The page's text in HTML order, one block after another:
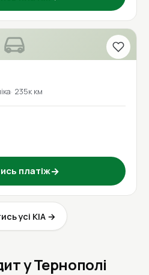
235к км
платіж→
усі KIA →
у Тернополі